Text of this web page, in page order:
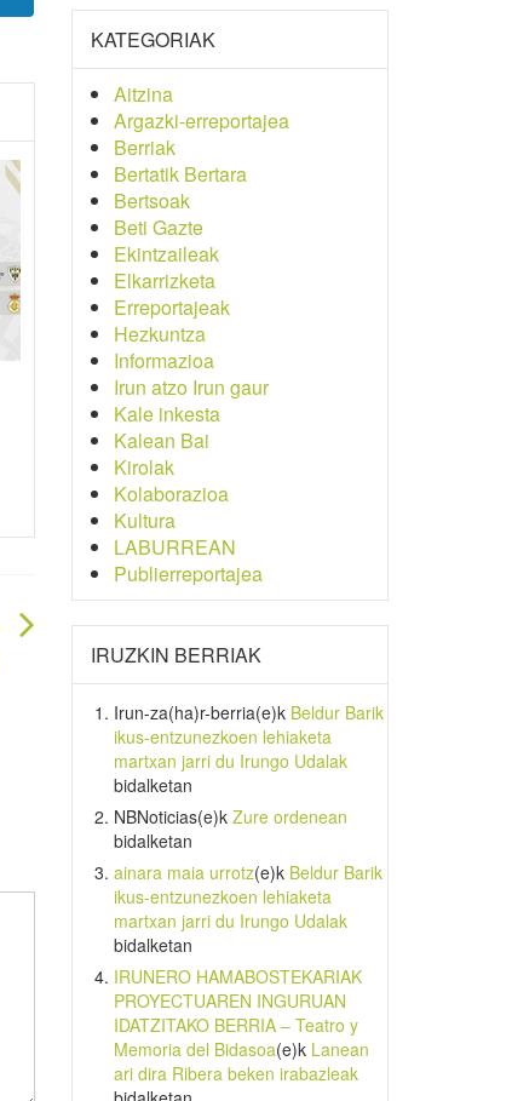
KATEGORIAK
Aitzina
Argazki-erreportajea
Berriak
Bertatik Bertara
Bertsoak
Beti Gazte
Ekintzaileak
Elkarrizketa
Erreportajeak
Hezkuntza
Informazioa
Irun atzo Irun gaur
Kale inkesta
Kalean Bai
Kirolak
Kolaborazioa
Kultura
LABURREAN
Publierreportajea
IRUZKIN BERRIAK
Irun-za(ha)r-berria(e)k Beldur Barik
ikus-entzunezkoen lehiaketa
martxan jarri du Irungo Udalak
bidalketan
NBNoticias(e)k Zure ordenean
bidalketan
ainara maia urrotz(e)k Beldur Barik
ikus-entzunezkoen lehiaketa
martxan jarri du Irungo Udalak
bidalketan
IRUNERO HAMABOSTEKARIAK
PROYECTUAREN INGURUAN
IDATZITAKO BERRIA – Teatro y
Memoria del Bidasoa(e)k Lanean
ari dira Ribera beken irabazleak